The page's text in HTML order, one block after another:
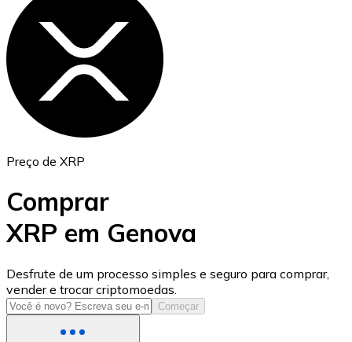
Ethereum
USD Coin
USDC
Preço de XRP
Comprar
XRP em Genova
Desfrute de um processo simples e seguro para comprar,
vender e trocar criptomoedas.
Começar